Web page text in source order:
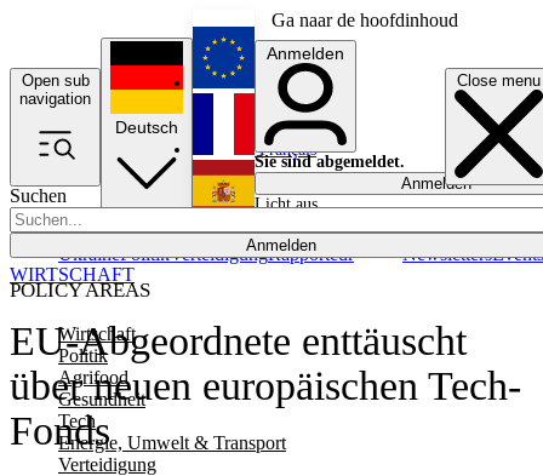
Ga naar de hoofdinhoud
Open sub
navigation
Close menu
Suchen
Anmelden
POLICY AREAS
Wirtschaft
Politik
Agrifood
Gesundheit
Tech
Energie, Umwelt & Transport
Verteidigung
UkrainePolitikVerteidigungRapporteur NewslettersEvents
Deutsch
English
Français
Anmelden
Sie sind abgemeldet.
Anmelden
Licht aus
EU-Abgeordnete enttäuscht
über neuen europäischen Tech-
Fonds
WIRTSCHAFT